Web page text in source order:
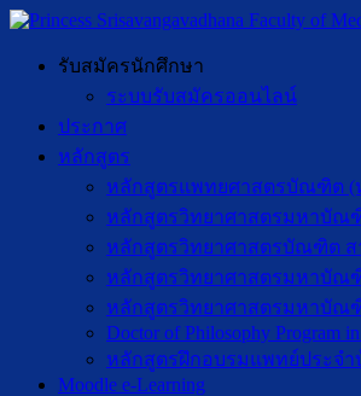
รับสมัครนักศึกษา
ระบบรับสมัครออนไลน์
ประกาศ
หลักสูตร
หลักสูตรแพทยศาสตรบัณฑิต (
หลักสูตรวิทยาศาสตรมหาบัณ
หลักสูตรวิทยาศาสตรบัณฑิต
หลักสูตรวิทยาศาสตรมหาบัณ
หลักสูตรวิทยาศาสตรมหาบัณ
Doctor of Philosophy Program
หลักสูตรฝึกอบรมแพทย์ประจ
Moodle e-Learning